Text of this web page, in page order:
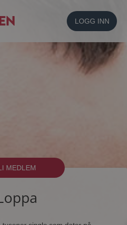
LOGG INN
MEDLEM